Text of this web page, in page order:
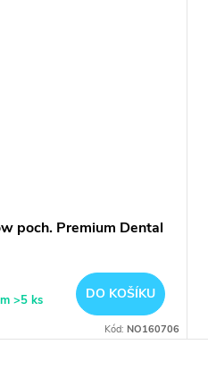
poch. Premium Dental
>5 ks DO KOŠÍKU
Kód: NO160706